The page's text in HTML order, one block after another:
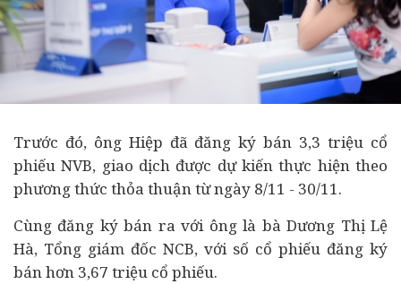
Trước đó, ông Hiệp đã đăng ký bán 3,3 triệu cổ
phiếu NVB, giao dịch được dự kiến thực hiện theo
phương thức thỏa thuận từ ngày 8/11 - 30/11.
Cùng đăng ký bán ra với ông là bà Dương Thị Lệ
Hà, Tổng giám đốc NCB, với số cổ phiếu đăng ký
bán hơn 3,67 triệu cổ phiếu.